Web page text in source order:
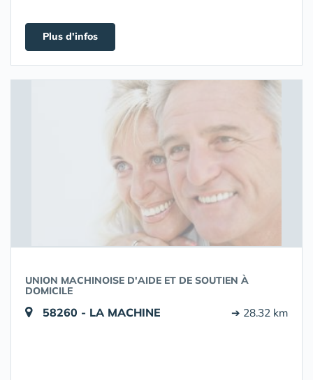
Plus d'infos
UNION MACHINOISE D'AIDE ET DE SOUTIEN À
DOMICILE
58260 - LA MACHINE ➔ 28.32 km